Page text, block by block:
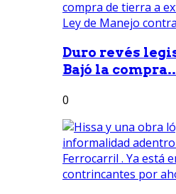
Duro revés
Bajó la
0